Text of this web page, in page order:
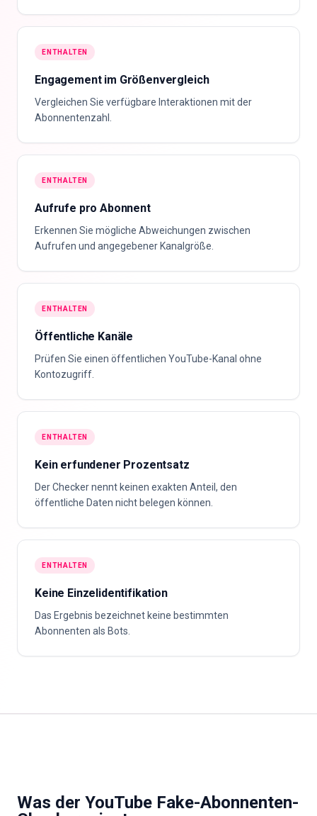
ENTHALTEN
Engagement im Größenvergleich
Vergleichen Sie verfügbare Interaktionen mit der
Abonnentenzahl.
ENTHALTEN
Aufrufe pro Abonnent
Erkennen Sie mögliche Abweichungen zwischen
Aufrufen und angegebener Kanalgröße.
ENTHALTEN
Öffentliche Kanäle
Prüfen Sie einen öffentlichen YouTube-Kanal ohne
Kontozugriff.
ENTHALTEN
Kein erfundener Prozentsatz
Der Checker nennt keinen exakten Anteil, den
öffentliche Daten nicht belegen können.
ENTHALTEN
Keine Einzelidentifikation
Das Ergebnis bezeichnet keine bestimmten
Abonnenten als Bots.
Was der YouTube Fake-Abonnenten-